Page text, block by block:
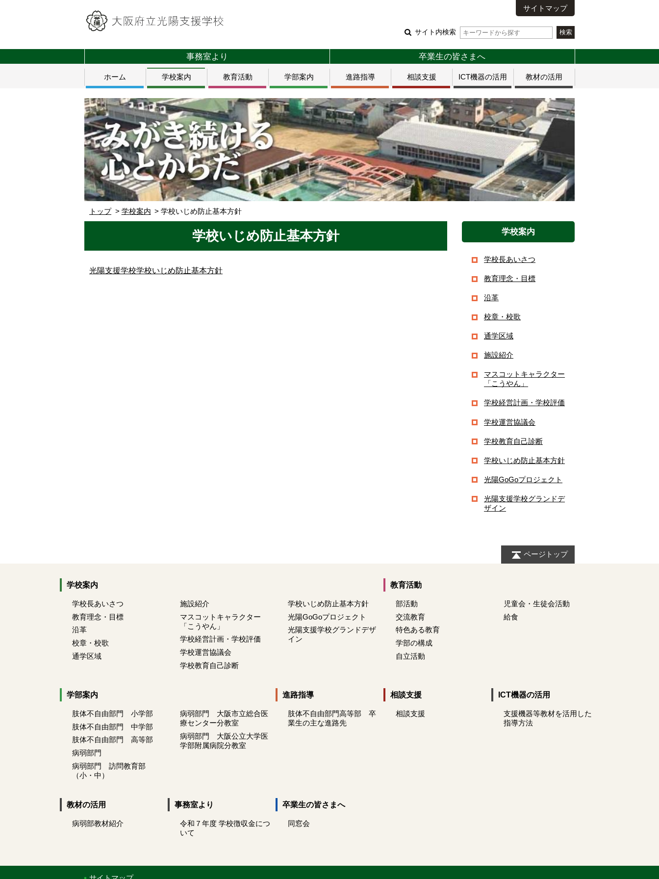
サイトマップ
サイト内検索
事務室より 卒業生の皆さまへ
ホーム 学校案内 教育活動 学部案内 進路指導 相談支援 ICT機器の活用 教材の活用
トップ 学校案内 学校いじめ防止基本方針
学校いじめ防止基本方針
光陽支援学校学校いじめ防止基本方針
学校案内
学校長あいさつ
教育理念・目標
沿革
校章・校歌
通学区域
施設紹介
マスコットキャラクター
「こうやん」
学校経営計画・学校評価
学校運営協議会
学校教育自己診断
学校いじめ防止基本方針
光陽GoGoプロジェクト
光陽支援学校グランドデ
ザイン
ページトップ
学校案内
学校長あいさつ
教育理念・目標
沿革
校章・校歌
通学区域
施設紹介
マスコットキャラクター
「こうやん」
学校経営計画・学校評価
学校運営協議会
学校教育自己診断
学校いじめ防止基本方針
光陽GoGoプロジェクト
光陽支援学校グランドデザ
イン
教育活動
部活動
交流教育
特色ある教育
学部の構成
自立活動
児童会・生徒会活動
給食
学部案内
肢体不自由部門 小学部
肢体不自由部門 中学部
肢体不自由部門 高等部
病弱部門
病弱部門 訪問教育部
（小・中）
病弱部門 大阪市立総合医
療センター分教室
病弱部門 大阪公立大学医
学部附属病院分教室
進路指導
肢体不自由部門高等部 卒
業生の主な進路先
相談支援
相談支援
ICT機器の活用
支援機器等教材を活用した
指導方法
教材の活用
病弱部教材紹介
事務室より
令和７年度 学校徴収金につ
いて
卒業生の皆さまへ
同窓会